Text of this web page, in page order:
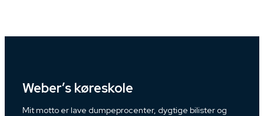
Weber’s køreskole
Mit motto er lave dumpeprocenter, dygtige bilister og